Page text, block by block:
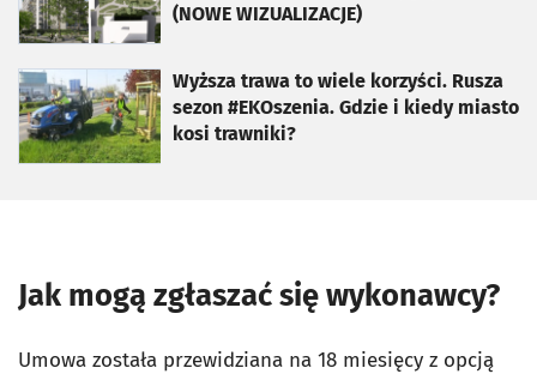
(NOWE WIZUALIZACJE)
Wyższa trawa to wiele korzyści. Rusza
sezon #EKOszenia. Gdzie i kiedy miasto
kosi trawniki?
otworzy się w nowej karcie
Jak mogą zgłaszać się wykonawcy?
Umowa została przewidziana na 18 miesięcy z opcją